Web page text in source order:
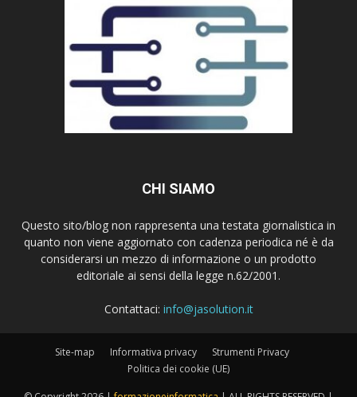
CHI SIAMO
Questo sito/blog non rappresenta una testata giornalistica in
quanto non viene aggiornato con cadenza periodica né è da
considerarsi un mezzo di informazione o un prodotto
editoriale ai sensi della legge n.62/2001.
Contattaci: info@jasolution.it
Site-map Informativa privacy
Strumenti Privacy
Politica dei cookie (UE)